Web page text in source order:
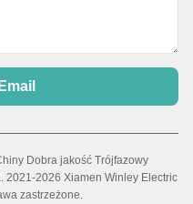
Dobra jakość Trójfazowy
2021-2026 Xiamen Winley Electric
zastrzeżone.